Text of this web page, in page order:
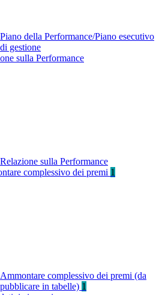
Piano della Performance/Piano esecutivo
di gestione
sulla Performance
Relazione sulla Performance
complessivo dei premi 1
Ammontare complessivo dei premi (da
pubblicare in tabelle) 1